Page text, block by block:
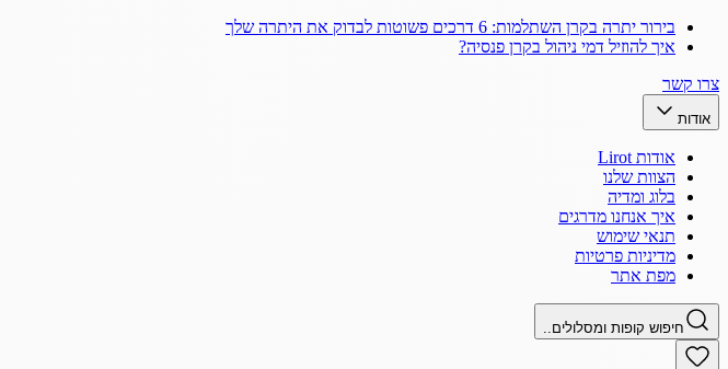
בירור יתרה בקרן השתלמות: 6 דרכים פשוטות לבדוק את היתרה שלך
איך להוזיל דמי ניהול בקרן פנסיה?
צרו קשר
אודות
אודות Lirot
הצוות שלנו
בלוג ומדיה
איך אנחנו מדרגים
תנאי שימוש
מדיניות פרטיות
מפת אתר
חיפוש קופות ומסלולים..